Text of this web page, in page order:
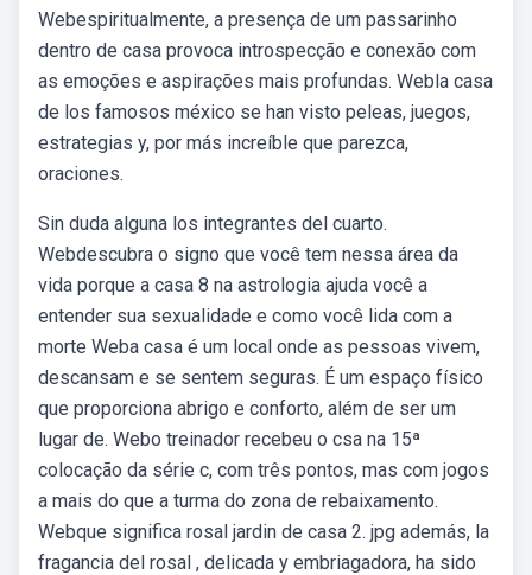
Webespiritualmente, a presença de um passarinho
dentro de casa provoca introspecção e conexão com
as emoções e aspirações mais profundas. Webla casa
de los famosos méxico se han visto peleas, juegos,
estrategias y, por más increíble que parezca,
oraciones.
Sin duda alguna los integrantes del cuarto.
Webdescubra o signo que você tem nessa área da
vida porque a casa 8 na astrologia ajuda você a
entender sua sexualidade e como você lida com a
morte Weba casa é um local onde as pessoas vivem,
descansam e se sentem seguras. É um espaço físico
que proporciona abrigo e conforto, além de ser um
lugar de. Webo treinador recebeu o csa na 15ª
colocação da série c, com três pontos, mas com jogos
a mais do que a turma do zona de rebaixamento.
Webque significa rosal jardin de casa 2. jpg además, la
fragancia del rosal , delicada y embriagadora, ha sido